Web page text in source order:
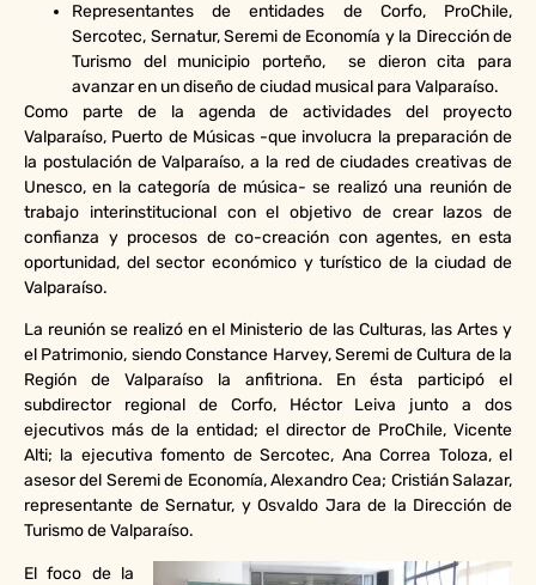
Representantes de entidades de Corfo, ProChile,
Sercotec, Sernatur, Seremi de Economía y la Dirección de
Turismo del municipio porteño, se dieron cita para
avanzar en un diseño de ciudad musical para Valparaíso.
Como parte de la agenda de actividades del proyecto
Valparaíso, Puerto de Músicas -que involucra la preparación de
la postulación de Valparaíso, a la red de ciudades creativas de
Unesco, en la categoría de música- se realizó una reunión de
trabajo interinstitucional con el objetivo de crear lazos de
confianza y procesos de co-creación con agentes, en esta
oportunidad, del sector económico y turístico de la ciudad de
Valparaíso.
La reunión se realizó en el Ministerio de las Culturas, las Artes y
el Patrimonio, siendo Constance Harvey, Seremi de Cultura de la
Región de Valparaíso la anfitriona. En ésta participó el
subdirector regional de Corfo, Héctor Leiva junto a dos
ejecutivos más de la entidad; el director de ProChile, Vicente
Alti; la ejecutiva fomento de Sercotec, Ana Correa Toloza, el
asesor del Seremi de Economía, Alexandro Cea; Cristián Salazar,
representante de Sernatur, y Osvaldo Jara de la Dirección de
Turismo de Valparaíso.
El foco de la